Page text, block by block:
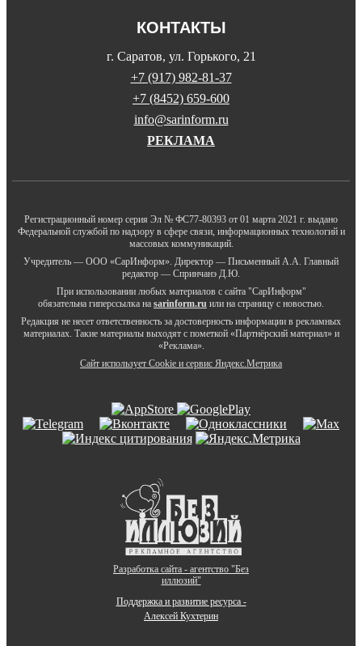
КОНТАКТЫ
г. Саратов, ул. Горького, 21
+7 (917) 982-81-37
+7 (8452) 659-600
info@sarinform.ru
РЕКЛАМА
Регистрационный номер серия Эл № ФС77-80393 от 01 марта 2021 г. выдано
Федеральной службой по надзору в сфере связи, информационных технологий и
массовых коммуникаций.
Учредитель — ООО «СарИнформ». Директор — Письменный А.А. Главный
редактор — Спринчанэ Д.Ю.
При использовании любых материалов с сайта "СарИнформ"
обязательна гиперссылка на sarinform.ru или на страницу с новостью.
Редакция не несет ответственность за достоверность информации в рекламных
материалах. Такие материалы выходят с пометкой «Партнёрский материал» и
«Реклама».
Сайт использует Cookie и сервиc Яндекс.Метрика
Разработка сайта - агентство "Без
иллюзий"
Поддержка и развитие ресурса -
Алексей Кухтерин